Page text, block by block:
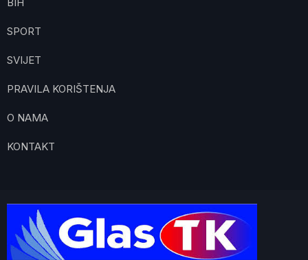
SPORT
SVIJET
PRAVILA KORIŠTENJA
O NAMA
KONTAKT